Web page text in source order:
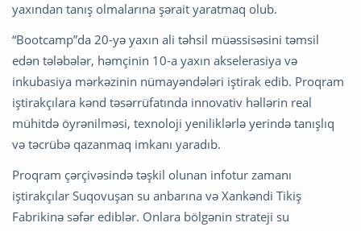
yaxından tanış olmalarına şərait yaratmaq olub.
“Bootcamp”da 20-yə yaxın ali təhsil müəssisəsini təmsil
edən tələbələr, həmçinin 10-a yaxın akselerasiya və
inkubasiya mərkəzinin nümayəndələri iştirak edib. Proqram
iştirakçılara kənd təsərrüfatında innovativ həllərin real
mühitdə öyrənilməsi, texnoloji yeniliklərlə yerində tanışlıq
və təcrübə qazanmaq imkanı yaradıb.
Proqram çərçivəsində təşkil olunan infotur zamanı
iştirakçılar Suqovuşan su anbarına və Xankəndi Tikiş
Fabrikinə səfər ediblər. Onlara bölgənin strateji su